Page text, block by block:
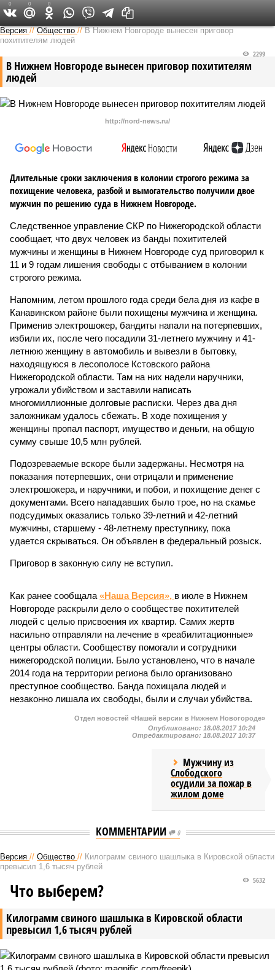
Версия в Кирове
Версия //Общество //В Нижнем Новгороде вынесен приговор
похитителям людей
В Нижнем Новгороде вынесен приговор похитителям
людей
2299
http://nord-news.ru/
Длительные сроки заключения в колонии строгого режима за
похищение человека, разбой и вымогательство получили двое
мужчин по решению суда в Нижнем Новгороде.
Следственное управление СКР по Нижегородской области
сообщает, что двух человек из банды похитителей
мужчины и женщины в Нижнем Новгороде суд приговорил к
11 и 9 годам лишения свободы с отбыванием в колонии
строгого режима.
Напомним, летом прошлого года среди бела дня из кафе в
Канавинском районе были похищены мужчина и женщина.
Применив электрошокер, бандиты напали на потерпевших,
избили их, после чего посадили 31-летнего мужчину и 41-
летнюю женщину в автомобиль и вывезли в бытовку,
находящуюся в лесополосе Кстовского района
Нижегородской области. Там на них надели наручники,
угрожали убийством и заставили написать
многомиллионные долговые расписки. Через два дня
заложникам удалось сбежать. В ходе похищения у
женщины пропал паспорт, имущество и деньги, на общую
сумму свыше 10,5 млн рублей.
Подозреваемые вскоре были задержаны. Несмотря на
показания потерпевших, они отрицали и применение
электрошокера, и наручники, и побои, и похищение денег с
документами. Всего нападавших было трое, но на скамье
подсудимых оказались только 39-летний и 42-летний
мужчины, старшему - 48-летнему преступнику, пока
удается скрываться. Он объявлен в федеральный розыск.
Приговор в законную силу не вступил.
Как ранее сообщала «Наша Версия», в июле в Нижнем
Новгороде раскрыли дело о сообществе похитителей
людей с целью присвоения их квартир. Самих жертв
насильно отправляли на лечение в «реабилитационные»
центры области. Сообществу помогали и сотрудники
нижегородской полиции. Было установлено, что в начале
2014 года на территории региона было организовано
преступное сообщество. Банда похищала людей и
незаконно лишала их свободы, были и случаи убийства.
0 0 0
Отдел новостей «Нашей версии в Нижнем Новогороде»
Опубликовано: 18.08.2017 10:24
Отредактировано: 18.08.2017 10:37
Мужчину из
Слободского
осудили за пожар в
жилом доме
КОММЕНТАРИИ 0
Версия // Общество // Килограмм свиного шашлыка в Кировской области
превысил 1,6 тысяч рублей
Килограмм свиного шашлыка в Кировской области
превысил 1,6 тысяч рублей
5632
Что выберем?